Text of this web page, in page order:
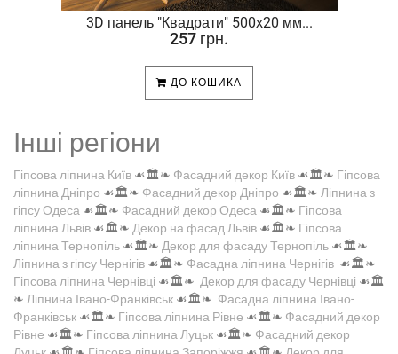
3D панель "Квадрати" 500х20 мм...
257 грн.
ДО КОШИКА
Інші регіони
Гіпсова ліпнина Київ ☙🏛️❧ Фасадний декор Київ ☙🏛️❧ Гіпсова
ліпнина Дніпро ☙🏛️❧ Фасадний декор Дніпро ☙🏛️❧ Ліпнина з
гіпсу Одеса ☙🏛️❧ Фасадний декор Одеса ☙🏛️❧ Гіпсова
ліпнина Львів ☙🏛️❧ Декор на фасад Львів ☙🏛️❧ Гіпсова
ліпнина Тернопіль ☙🏛️❧ Декор для фасаду Тернопіль ☙🏛️❧
Ліпнина з гіпсу Чернігів ☙🏛️❧ Фасадна ліпнина Чернігів ☙🏛️❧
Гіпсова ліпнина Чернівці ☙🏛️❧ Декор для фасаду Чернівці ☙🏛️
❧ Ліпнина Івано-Франківськ ☙🏛️❧ Фасадна ліпнина Івано-
Франківськ ☙🏛️❧ Гіпсова ліпнина Рівне ☙🏛️❧ Фасадний декор
Рівне ☙🏛️❧ Гіпсова ліпнина Луцьк ☙🏛️❧ Фасадний декор